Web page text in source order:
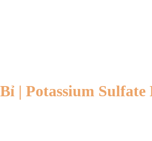
| Potassium